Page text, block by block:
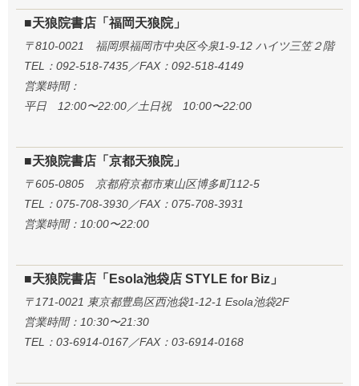
■天狼院書店「福岡天狼院」
〒810-0021 福岡県福岡市中央区今泉1-9-12 ハイツ三笠２階
TEL：092-518-7435／FAX：092-518-4149
営業時間：
平日 12:00〜22:00／土日祝 10:00〜22:00
■天狼院書店「京都天狼院」
〒605-0805 京都府京都市東山区博多町112-5
TEL：075-708-3930／FAX：075-708-3931
営業時間：10:00〜22:00
■天狼院書店「Esola池袋店 STYLE for Biz」
〒171-0021 東京都豊島区西池袋1-12-1 Esola池袋2F
営業時間：10:30〜21:30
TEL：03-6914-0167／FAX：03-6914-0168